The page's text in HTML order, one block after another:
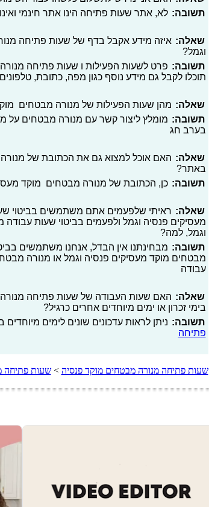
תשובה: לא, אתר שעות פתיחה הינו אתר חינמי
שאלה: איזה מידע אקבל בדף של שעות פתיחה
וגמל?
תשובה: פרט לשעות הפעילות ו שעות פתיחה
תוכלו לקבל גם מידע נוסף כגון מפה, כתובת,
שאלה: מהן שעות הפעילות של מנורה מבטחים
תשובה: מומלץ ליצור קשר עם מנורה מבטחים על
בערב חג
שאלה: האם אוכל למצוא גם את הכתובת של
באתר?
תשובה: כן, הכתובת של מנורה מבטחים מוקד
שאלה: ראיתי שלפעמים אתם משתמשים בביטוי
מעסיקים פנסיה וגמל ולפעמים בביטוי שעות
וגמל, למה?
תשובה: מבחינתנו אין הבדל, אנחנו משתמשים
מבטחים מוקד מעסיקים פנסיה וגמל או מנורה
עבודה
שאלה: האם שעות העבודה של שעות פתיחה
בימי זכרון או ימים מיוחדים אחרים כרגיל?
תשובה: ניתן לראות עדכונים שונים לימים
פתיחה
שעות פתיחה מנורה מבטחים מוקד פנסיה >שעות פתיחה